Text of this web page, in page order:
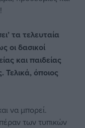
τα τελευταία
οι δασικοί
και παιδείας
Τελικά, όποιος
να μπορεί.
των τυπικών